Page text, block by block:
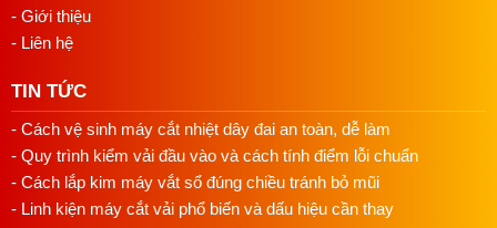
- Giới thiệu
- Liên hệ
TIN TỨC
- Cách vệ sinh máy cắt nhiệt dây đai an toàn, dễ làm
- Quy trình kiểm vải đầu vào và cách tính điểm lỗi chuẩn
- Cách lắp kim máy vắt sổ đúng chiều tránh bỏ mũi
- Linh kiện máy cắt vải phổ biến và dấu hiệu cần thay